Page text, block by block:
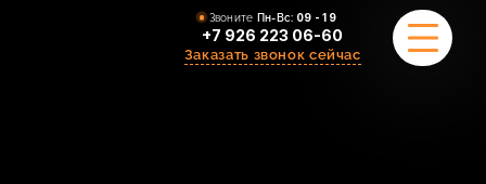
Звоните Пн-Вс: 09 - 19
+7 926 223 06-60
Заказать звонок сейчас